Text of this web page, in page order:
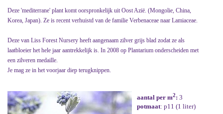
Deze 'mediterrane' plant komt oorspronkelijk uit Oost Azië. (Mongolie, China,
Korea, Japan). Ze is recent verhuistd van de familie Verbenaceae naar Lamiaceae.
Deze van Liss Forest Nursery heeft aangenaam zilver grijs blad zodat ze als
laatbloeier het hele jaar aantrekkelijk is. In 2008 op Plantarium onderscheiden met
een zilveren medaille.
Je mag ze in het voorjaar diep terugknippen.
aantal per m2: 3
potmaat: p11 (1 liter)